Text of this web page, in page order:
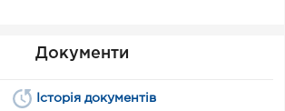
Документи
Історія документів